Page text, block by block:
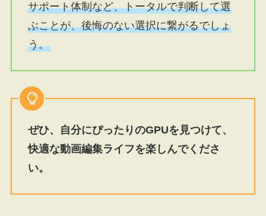
サポート体制など、トータルで判断して選
ぶことが、後悔のない選択に繋がるでしょ
う。
ぜひ、自分にぴったりのGPUを見つけて、
快適な動画編集ライフを楽しんでくださ
い。